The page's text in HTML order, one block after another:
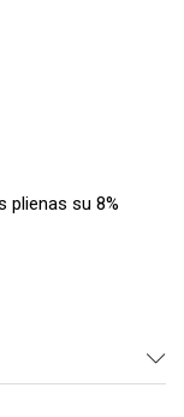
plienas su 8%